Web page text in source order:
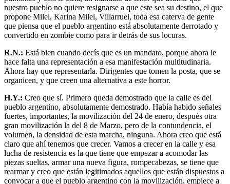
nuestro pueblo no quiere resignarse a que este sea su destino, el que
propone Milei, Karina Milei, Villarruel, toda esa caterva de gente
que piensa que el pueblo argentino está absolutamente derrotado y
convertido en zombie como para ir detrás de sus locuras.
R.N.: Está bien cuando decís que es un mandato, porque ahora le
hace falta una representación a esa manifestación multitudinaria.
Ahora hay que representarla. Dirigentes que tomen la posta, que se
organicen, y que creen una alternativa a este horror.
H.Y.: Creo que sí. Primero queda demostrado que la calle es del
pueblo argentino, absolutamente demostrado. Había habido señales
fuertes, importantes, la movilización del 24 de enero, después otra
gran movilización la del 8 de Marzo, pero de la contundencia, el
volumen, la densidad de esta marcha, ninguna. Ahora creo que está
claro que ahí tenemos que crecer. Vamos a crecer en la calle y esa
lucha de resistencia es la que tiene que empezar a acomodar las
piezas sueltas, armar una nueva figura, rompecabezas, se tiene que
rearmar y creo que están legitimados aquellos que están dispuestos a
convocar a que el pueblo argentino con la movilización, empiece a